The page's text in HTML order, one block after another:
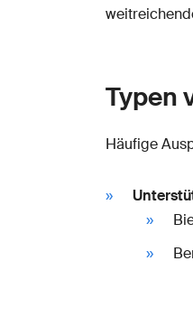
Typen
Häufige